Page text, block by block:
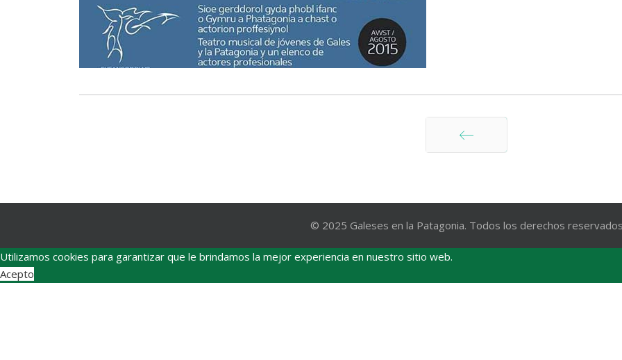
© 2025 Galeses en la Patagonia. Todos los derechos
Utilizamos cookies para garantizar que le brindamos la mejor experiencia en nuestro sitio web.
Acepto